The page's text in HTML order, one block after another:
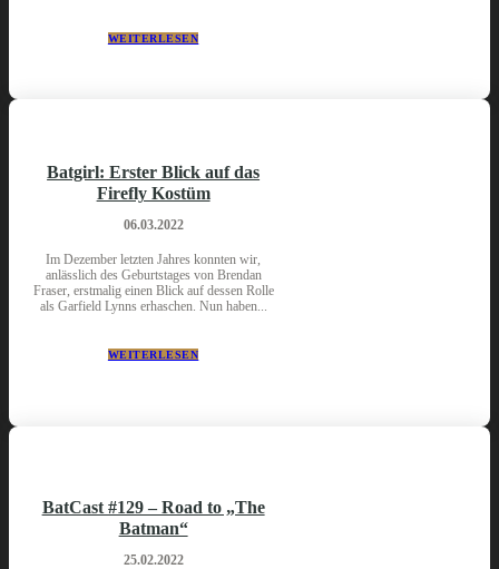
WEITERLESEN
Batgirl: Erster Blick auf das
Firefly Kostüm
06.03.2022
Im Dezember letzten Jahres konnten wir,
anlässlich des Geburtstages von Brendan
Fraser, erstmalig einen Blick auf dessen Rolle
als Garfield Lynns erhaschen. Nun haben...
WEITERLESEN
BatCast #129 – Road to „The
Batman“
25.02.2022